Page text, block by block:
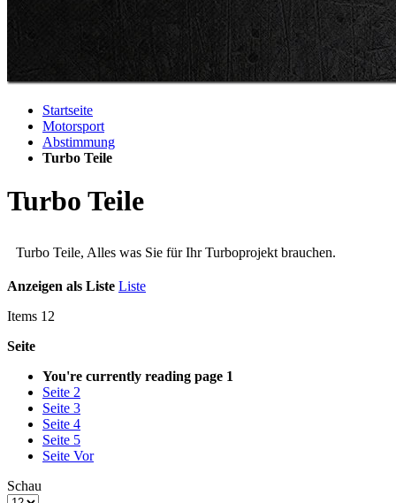
Startseite
Motorsport
Abstimmung
Turbo Teile
Turbo Teile
Turbo Teile, Alles was Sie für Ihr Turboprojekt brauchen.
Anzeigen als Liste Liste
Items 12
Seite
You're currently reading page 1
Seite 2
Seite 3
Seite 4
Seite 5
Seite Vor
Schau